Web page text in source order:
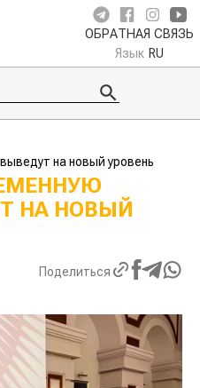
ОБРАТНАЯ СВЯЗЬ
Язык RU
на новый уровень
НА НОВЫЙ
Поделиться